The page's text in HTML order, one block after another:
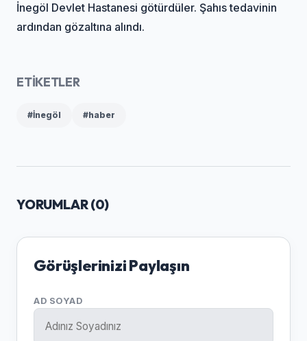
İnegöl Devlet Hastanesi götürdüler. Şahıs tedavinin
ardından gözaltına alındı.
ETİKETLER
#İnegöl #haber
YORUMLAR (0)
Görüşlerinizi Paylaşın
AD SOYAD